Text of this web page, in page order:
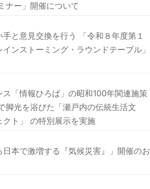
ナー」開催について
と意見交換を行う 「令和８年度第１
ンストーミング・ラウンドテーブル」
「情報ひろば」の昭和100年関連施策
脚光を浴びた「瀬戸内の伝統生活文
ト」 の特別展示を実施
本で激増する『気候災害』」開催のお